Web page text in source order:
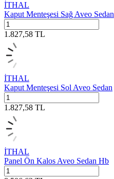
İTHAL
Kaput Menteşesi Sağ Aveo Sedan
1.827,58 TL
İTHAL
Kaput Menteşesi Sol Aveo Sedan
1.827,58 TL
İTHAL
Panel Ön Kalos Aveo Sedan Hb